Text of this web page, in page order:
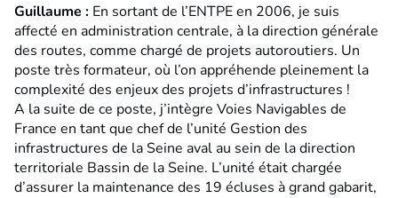
Guillaume : En sortant de l’ENTPE en 2006, je suis
affecté en administration centrale, à la direction générale
des routes, comme chargé de projets autoroutiers. Un
poste très formateur, où l’on appréhende pleinement la
complexité des enjeux des projets d’infrastructures !
A la suite de ce poste, j’intègre Voies Navigables de
France en tant que chef de l’unité Gestion des
infrastructures de la Seine aval au sein de la direction
territoriale Bassin de la Seine. L’unité était chargée
d’assurer la maintenance des 19 écluses à grand gabarit,